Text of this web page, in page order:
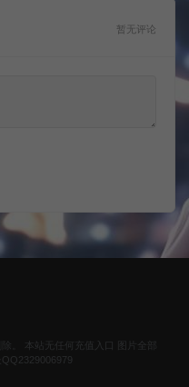
暂无评论
。 本站无任何充值入口 图片全部